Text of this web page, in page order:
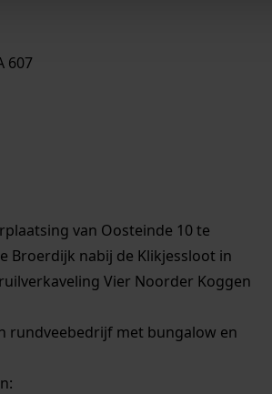
607
van Oosteinde 10 te
Broerdijk nabij de Klikjessloot in
Vier Noorder Koggen
rundveebedrijf met bungalow en